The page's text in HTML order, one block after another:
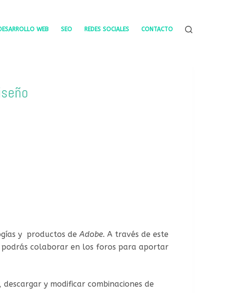
WEB SEO REDES SOCIALES CONTACTO
y productos deAdobe. A través de este
podrás colaborar en los foros para aportar
y modificar combinaciones de